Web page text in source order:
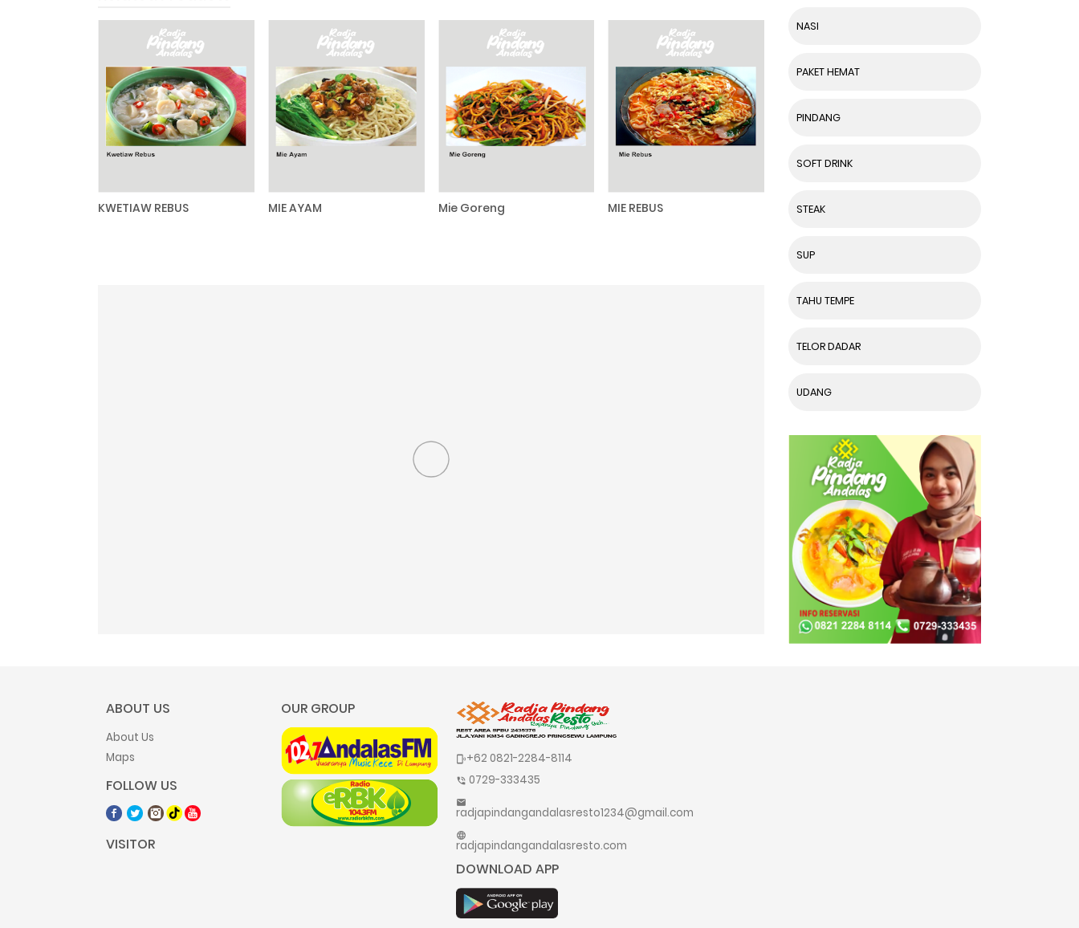
KWETIAW REBUS MIE AYAM Mie Goreng MIE REBUS
NASI
PAKET HEMAT
PINDANG
SOFT DRINK
STEAK
SUP
TAHU TEMPE
TELOR DADAR
UDANG
ABOUT US
About Us
Maps
FOLLOW US
VISITOR
OUR GROUP
phonelink_ring+62 0821-2284-8114
phone_in_talk 0729-333435
mail
radjapindangandalasresto1234@gmail.com
language
radjapindangandalasresto.com
DOWNLOAD APP